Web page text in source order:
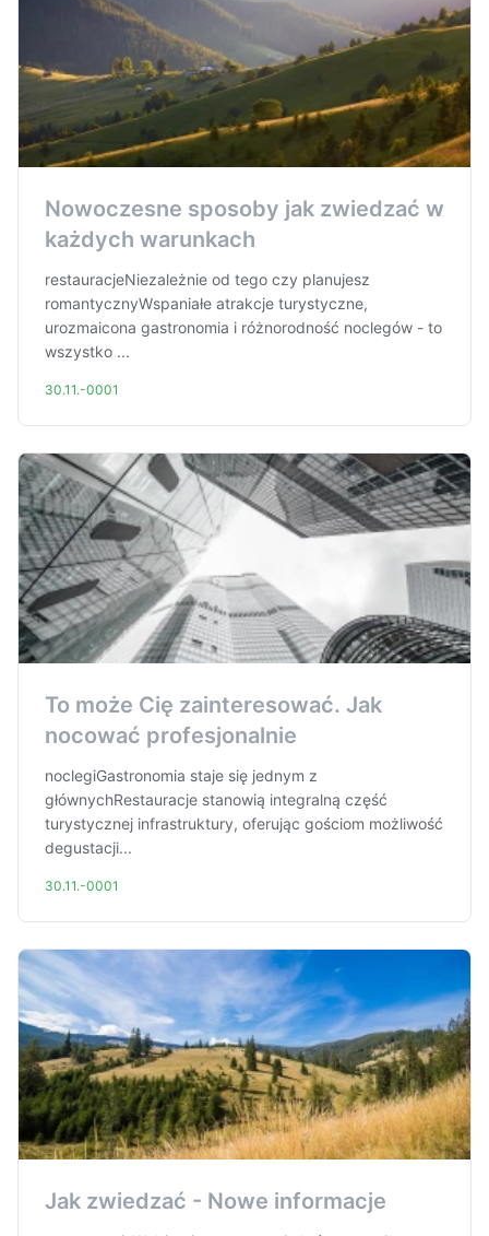
Nowoczesne sposoby jak zwiedzać w
każdych warunkach
restauracjeNiezależnie od tego czy planujesz
romantycznyWspaniałe atrakcje turystyczne,
urozmaicona gastronomia i różnorodność noclegów - to
wszystko ...
30.11.-0001
To może Cię zainteresować. Jak
nocować profesjonalnie
noclegiGastronomia staje się jednym z
głównychRestauracje stanowią integralną część
turystycznej infrastruktury, oferując gościom możliwość
degustacji...
30.11.-0001
Jak zwiedzać - Nowe informacje